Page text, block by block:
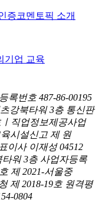
증코멘토픽 소개
기업 교육
록번호 487-86-00195
강북타워 3층 통신판
직업정보제공사업
시설신고 제 원
이사 이재성 04512
워 3층 사업자등록
제 2021-서울중
제 2018-19호 원격평
0804